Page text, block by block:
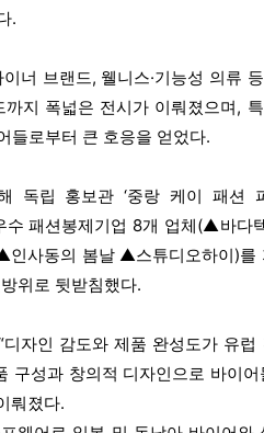
.
너 브랜드, 웰니스·기능성 의류
지 폭넓은 전시가 이뤄졌으며,
들로부터 큰 호응을 얻었다.
독립 홍보관 ‘중랑 케이 패션
수 패션봉제기업 8개 업체(▲바
사동의 봄날 ▲스튜디오하이)를
위로 뒷받침했다.
자인 감도와 제품 완성도가 유럽
구성과 창의적 디자인으로 바이
뤄졌다.